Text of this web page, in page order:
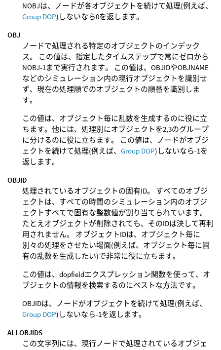
NOBJは、ノードが各オブジェクトを続けて処理(例えば、
Group DOP)しないなら0を返します。
OBJ
ノードで処理される特定のオブジェクトのインデック
ス。 この値は、指定したタイムステップで常にゼロから
NOBJ-1まで実行されます。 この値は、OBJIDやOBJNAME
などのシミュレーション内の現行オブジェクトを識別せ
ず、現在の処理順でのオブジェクトの順番を識別しま
す。
この値は、オブジェクト毎に乱数を生成するのに役に立
ちます。他には、処理別にオブジェクトを2,3のグループ
に分けるのに役に立ちます。 この値は、ノードがオブジ
ェクトを続けて処理(例えば、 Group DOP)しないなら-1を
返します。
OBJID
処理されているオブジェクトの固有ID。 すべてのオブジ
ェクトは、すべての時間のシミュレーション内のオブジ
ェクトすべてで固有な整数値が割り当てられています。
たとえオブジェクトが削除されても、そのIDは決して再利
用されません。 オブジェクトIDは、オブジェクト毎に
別々の処理をさせたい場面(例えば、オブジェクト毎に固
有の乱数を生成したい)で非常に役に立ちます。
この値は、dopfieldエクスプレッション関数を使って、オ
ブジェクトの情報を検索するのにベストな方法です。
OBJIDは、ノードがオブジェクトを続けて処理(例えば、
Group DOP)しないなら-1を返します。
ALLOBJIDS
この文字列には、現行ノードで処理されているオブジェ